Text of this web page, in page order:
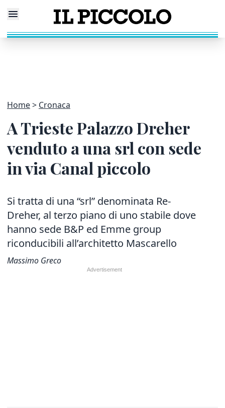
Home Cronaca
A Trieste Palazzo Dreher
venduto a una srl con sede
in via Canal piccolo
Si tratta di una “srl” denominata Re-
Dreher, al terzo piano di uno stabile dove
hanno sede B&P ed Emme group
riconducibili all’architetto Mascarello
Massimo Greco